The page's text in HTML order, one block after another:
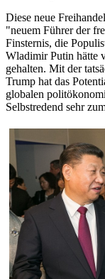
Diese neue
"neuem Führer der
Finsternis, die
Wladimir Putin hätte
gehalten. Mit der
Trump hat das
globalen
Selbstredend sehr